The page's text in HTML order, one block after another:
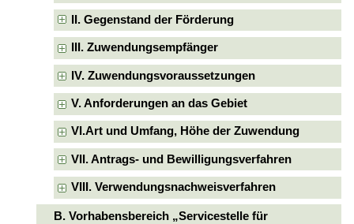
II. Gegenstand der Förderung
III. Zuwendungsempfänger
IV. Zuwendungsvoraussetzungen
V. Anforderungen an das Gebiet
VI.Art und Umfang, Höhe der Zuwendung
VII. Antrags- und Bewilligungsverfahren
VIII. Verwendungsnachweisverfahren
B. Vorhabensbereich „Servicestelle für